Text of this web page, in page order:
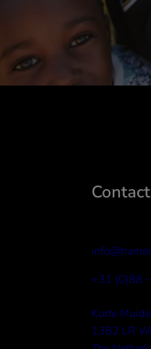
Contact
+31 (0)88
Korte
1382 LR